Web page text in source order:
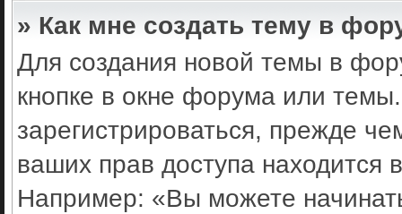
» Как мне создать тему в
Для создания новой темы в
кнопке в окне форума или
зарегистрироваться, прежде
ваших прав доступа
Например: «Вы можете